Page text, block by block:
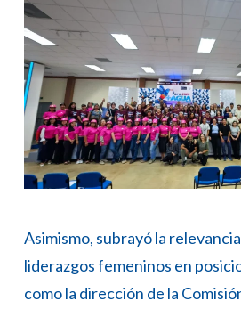
Asimismo, subrayó la
liderazgos femeninos en
como la dirección de la